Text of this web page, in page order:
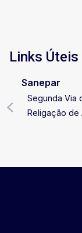
Links Úteis
Sanepar
Segunda Via
Religação de